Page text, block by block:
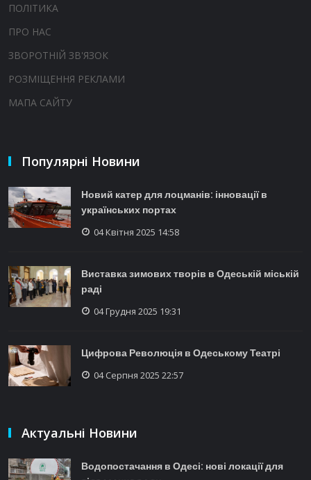
ПОЛІТИКА
ПРО НАС
ЗВОРОТНІЙ ЗВ'ЯЗОК
РОЗМІЩЕННЯ РЕКЛАМИ
МАПА САЙТУ
Популярні Новини
Новий катер для лоцманів: інновації в
українських портах
04 Квітня 2025 14:58
Виставка зимових творів в Одеській міській
раді
04 Грудня 2025 19:31
Цифрова Революція в Одеському Театрі
04 Серпня 2025 22:57
Актуальні Новини
Водопостачання в Одесі: нові локації для